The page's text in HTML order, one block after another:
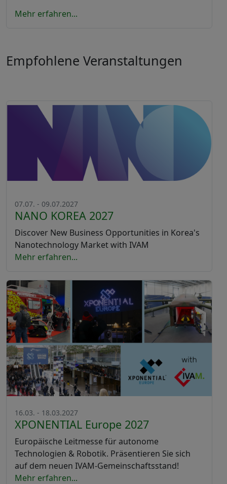
Mehr erfahren...
Empfohlene Veranstaltungen
07.07. - 09.07.2027
NANO KOREA 2027
Discover New Business Opportunities in Korea's
Nanotechnology Market with IVAM
Mehr erfahren...
16.03. - 18.03.2027
XPONENTIAL Europe 2027
Europäische Leitmesse für autonome
Technologien & Robotik. Präsentieren Sie sich
auf dem neuen IVAM-Gemeinschaftsstand!
Mehr erfahren...